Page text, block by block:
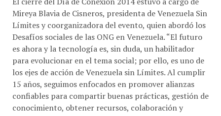
Mireya Blavia de Cisneros, presidenta de Venezuela Sin
Límites y coorganizadora del evento, quien abordó los
Desafíos sociales de las ONG en Venezuela. “El futuro
es ahora y la tecnología es, sin duda, un habilitador
para evolucionar en el tema social; por ello, es uno de
los ejes de acción de Venezuela sin Límites. Al cumplir
15 años, seguimos enfocados en promover alianzas
confiables para compartir buenas prácticas, gestión de
conocimiento, obtener recursos, colaboración y
articulación”.